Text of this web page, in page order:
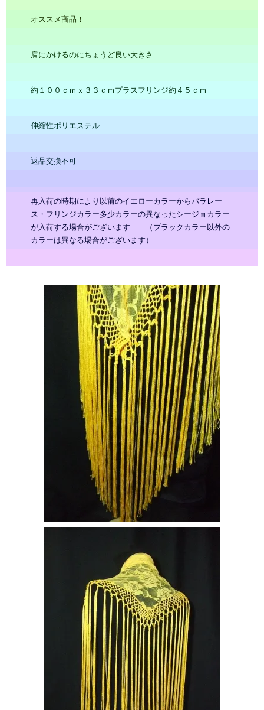
オススメ商品！
肩にかけるのにちょうど良い大きさ
約１００ｃｍｘ３３ｃｍプラスフリンジ約４５ｃｍ
伸縮性ポリエステル
返品交換不可
再入荷の時期により以前のイエローカラーからバラレー
ス・フリンジカラー多少カラーの異なったシージョカラー
が入荷する場合がございます （ブラックカラー以外の
カラーは異なる場合がございます）